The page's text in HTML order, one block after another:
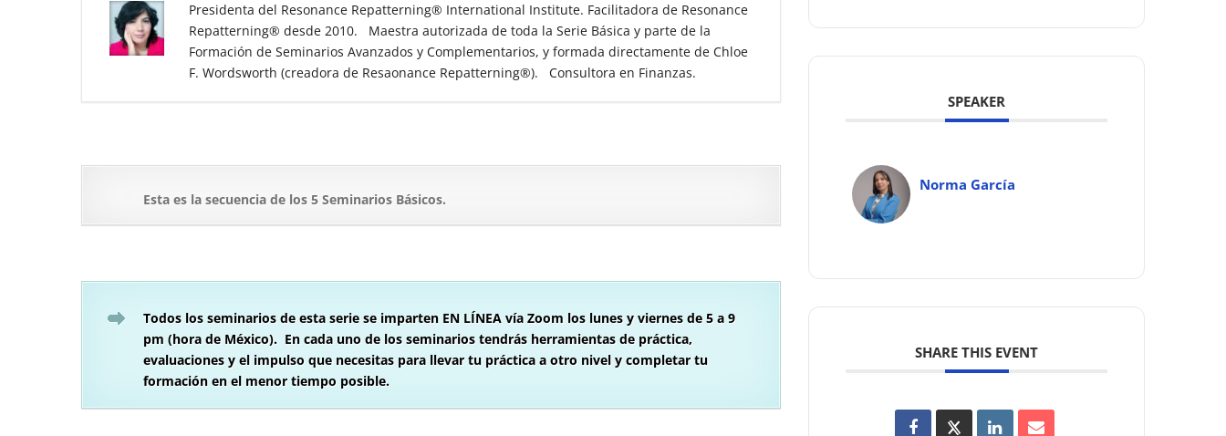
Presidenta del Resonance Repatterning® International Institute. Facilitadora de Resonance
Repatterning® desde 2010. Maestra autorizada de toda la Serie Básica y parte de la
Formación de Seminarios Avanzados y Complementarios, y formada directamente de Chloe
F. Wordsworth (creadora de Resaonance Repatterning®). Consultora en Finanzas.
Esta es la secuencia de los 5 Seminarios Básicos.
Todos los seminarios de esta serie se imparten EN LÍNEA vía Zoom los lunes y viernes de 5 a 9
pm (hora de México). En cada uno de los seminarios tendrás herramientas de práctica,
evaluaciones y el impulso que necesitas para llevar tu práctica a otro nivel y completar tu
formación en el menor tiempo posible.
SPEAKER
Norma García
SHARE THIS EVENT